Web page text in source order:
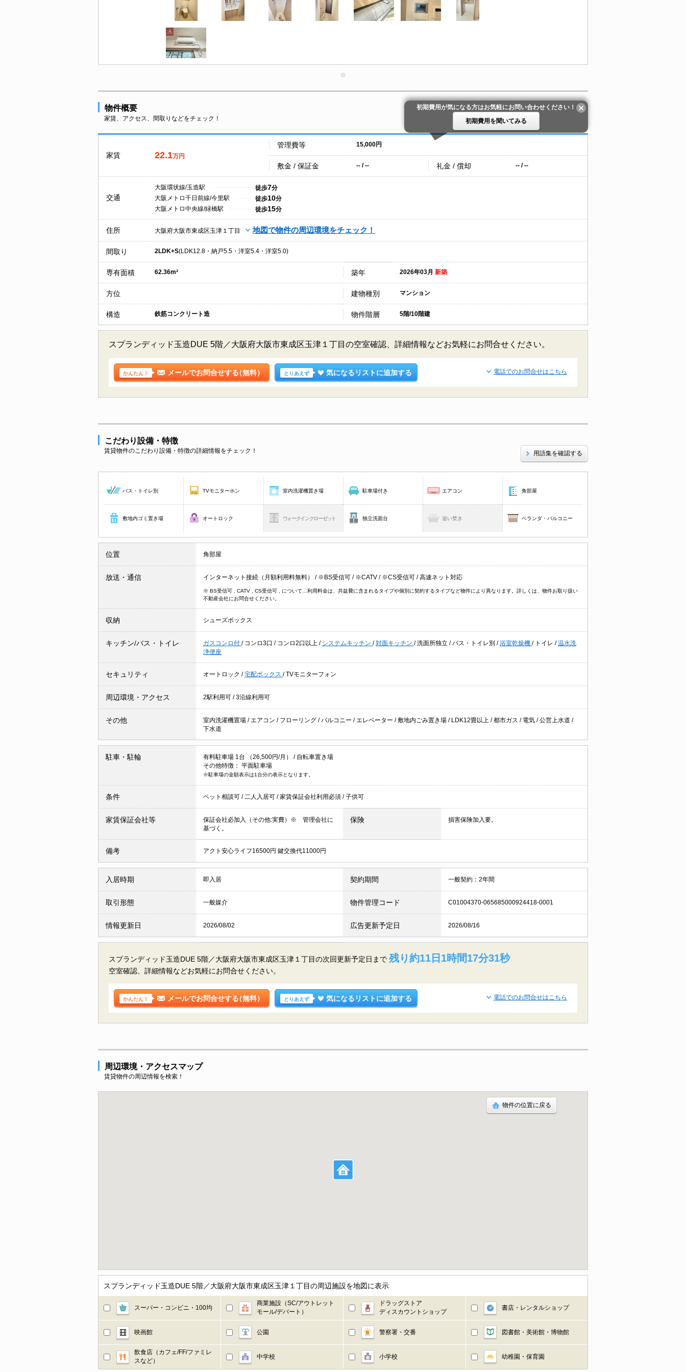
物件概要
家賃、アクセス、間取りなどをチェック！
初期費用が気になる方はお気軽にお問い合わせください！
初期費用を聞いてみる
家賃 22.1万円
管理費等 15,000円
敷金 / 保証金 -- / -- 礼金 / 償却 -- / --
交通
大阪環状線/玉造駅 徒歩7分
大阪メトロ千日前線/今里駅
徒歩10分
大阪メトロ中央線/緑橋駅
徒歩15分
住所 大阪府大阪市東成区玉津１丁目 地図で物件の周辺環境をチェック！
間取り 2LDK+S(LDK12.8・納戸5.5・洋室5.4・洋室5.0)
専有面積 62.36m² 築年 2026年03月 新築
方位 建物種別 マンション
構造 鉄筋コンクリート造 物件階層 5階/10階建
スプランディッド玉造DUE 5階／大阪府大阪市東成区玉津１丁目の空室確認、詳細情報などお気軽にお問合せください。
かんたん！ メールでお問合せする（無料） とりあえず 気になるリストに追加する 電話でのお問合せはこちら
こだわり設備・特徴
賃貸物件のこだわり設備・特徴の詳細情報をチェック！ 用語集を確認する
バス・トイレ別 TVモニターホン 室内洗濯機置き場 駐車場付き エアコン 角部屋
敷地内ゴミ置き場 オートロック ウォークインクローゼット 独立洗面台 追い焚き ベランダ・バルコニー
位置 角部屋
放送・通信 インターネット接続（月額利用料無料） / ※BS受信可 / ※CATV / ※CS受信可 /高速ネット対応
※ BS受信可 , CATV , CS受信可 , について…利用料金は、共益費に含まれるタイプや個別に契約するタイプなど物件により異なります。詳しくは、物件お取り扱い
不動産会社にお問合せください。
収納 シューズボックス
キッチン/バス・トイレ ガスコンロ付 / コンロ3口 / コンロ2口以上 / システムキッチン /対面キッチン /洗面所独立 /バス・トイレ別 /浴室乾燥機 / トイレ /温水洗
浄便座
セキュリティ オートロック /宅配ボックス /TVモニターフォン
周辺環境・アクセス 2駅利用可 /3沿線利用可
その他 室内洗濯機置場 / エアコン / フローリング /バルコニー / エレベーター /敷地内ごみ置き場 / LDK12畳以上 /都市ガス / 電気 /公営上水道 /
下水道
駐車・駐輪 有料駐車場 1台 （26,500円/月） / 自転車置き場
その他特徴： 平面駐車場
※駐車場の金額表示は1台分の表示となります。
条件 ペット相談可 / 二人入居可 /家賃保証会社利用必須 /子供可
家賃保証会社等
保証会社必加入（その他:実費）※ 管理会社に
基づく。
保険 損害保険加入要。
備考 アクト安心ライフ16500円 鍵交換代11000円
入居時期 即入居 契約期間 一般契約：2年間
取引形態 一般媒介 物件管理コード C01004370-065685000924418-0001
情報更新日 2026/08/02 広告更新予定日 2026/08/16
スプランディッド玉造DUE 5階／大阪府大阪市東成区玉津１丁目の次回更新予定日まで 残り約11日1時間17分30秒
空室確認、詳細情報などお気軽にお問合せください。
かんたん！ メールでお問合せする（無料） とりあえず 気になるリストに追加する 電話でのお問合せはこちら
周辺環境・アクセスマップ
賃貸物件の周辺情報を検索！
物件の位置に戻る
スプランディッド玉造DUE 5階／大阪府大阪市東成区玉津１丁目の周辺施設を地図に表示
スーパー・コンビニ・100均
商業施設（SC/アウトレット
モール/デパート）
ドラッグストア
ディスカウントショップ
書店・レンタルショップ
映画館 公園 警察署・交番 図書館・美術館・博物館
飲食店（カフェ/FF/ファミレ
スなど）
中学校 小学校 幼稚園・保育園